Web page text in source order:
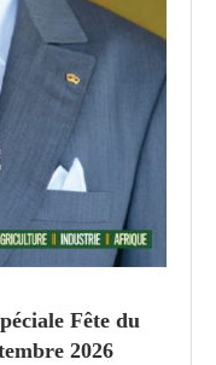
Fête du
2026